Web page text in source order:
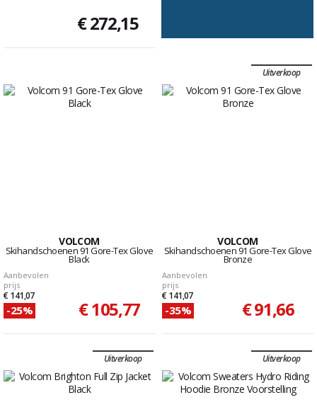
€ 272,15
VOLCOM
Skihandschoenen 91 Gore-Tex Glove
Black
Aanbevolen
prijs
€ 141,07
-25% € 105,77
Uitverkoop
VOLCOM
Skihandschoenen 91 Gore-Tex Glove
Bronze
Aanbevolen
prijs
€ 141,07
-35% € 91,66
Uitverkoop Uitverkoop